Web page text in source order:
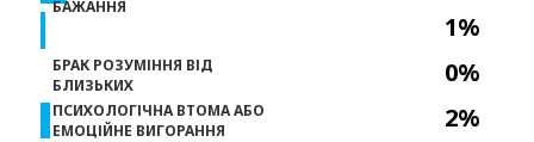
1%
0%
2%
БАЖАННЯ
БРАК РОЗУМІННЯ ВІД
БЛИЗЬКИХ
ПСИХОЛОГІЧНА ВТОМА АБО
ЕМОЦІЙНЕ ВИГОРАННЯ